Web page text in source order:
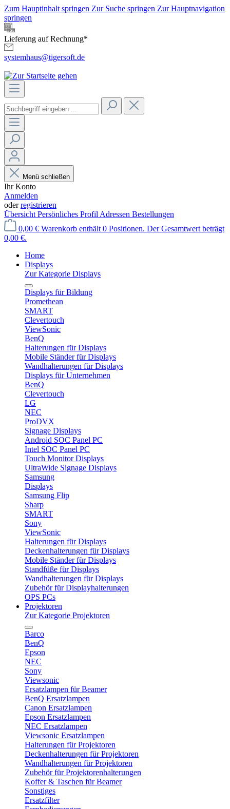
Zum Hauptinhalt springen Zur Suche springen Zur Hauptnavigation
springen
Lieferung auf Rechnung*
systemhaus@tigersoft.de
Menü schließen
Ihr Konto
Anmelden
oderregistrieren
Übersicht Persönliches Profil Adressen Bestellungen
0,00 € Warenkorb enthält 0 Positionen. Der Gesamtwert beträgt
0,00 €.
Home
Displays
Zur Kategorie Displays
Displays für Bildung
Promethean
SMART
Clevertouch
ViewSonic
BenQ
Halterungen für Displays
Mobile Ständer für Displays
Wandhalterungen für Displays
Displays für Unternehmen
BenQ
Clevertouch
LG
NEC
ProDVX
Signage Displays
Android SOC Panel PC
Intel SOC Panel PC
Touch Monitor Displays
UltraWide Signage Displays
Samsung
Displays
Samsung Flip
Sharp
SMART
Sony
ViewSonic
Halterungen für Displays
Deckenhalterungen für Displays
Mobile Ständer für Displays
Standfüße für Displays
Wandhalterungen für Displays
Zubehör für Displayhalterungen
OPS PCs
Projektoren
Zur Kategorie Projektoren
Barco
BenQ
Epson
NEC
Sony
Viewsonic
Ersatzlampen für Beamer
BenQ Ersatzlampen
Canon Ersatzlampen
Epson Ersatzlampen
NEC Ersatzlampen
Viewsonic Ersatzlampen
Halterungen für Projektoren
Deckenhalterungen für Projektoren
Wandhalterungen für Projektoren
Zubehör für Projektorenhalterungen
Koffer & Taschen für Beamer
Sonstiges
Ersatzfilter